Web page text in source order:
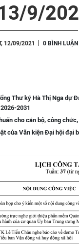
9/
12/09/2021 0 BÌNH LUẬN
Thư ký Hà Thị Nga dự
2031
cho cán bộ, công
của Văn kiện Đại hội đại